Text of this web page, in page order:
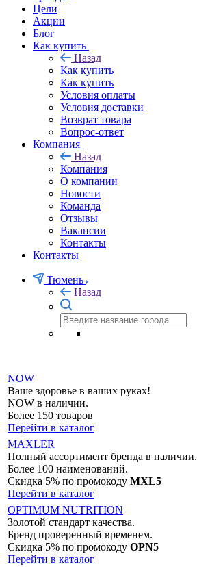
Цели
Акции
Блог
Как купить
Назад
Как купить
Как купить
Условия оплаты
Условия доставки
Возврат товара
Вопрос-ответ
Компания
Назад
Компания
О компании
Новости
Команда
Отзывы
Вакансии
Контакты
Контакты
Тюмень
Назад
NOW
Ваше здоровье в ваших руках!
NOW в наличии.
Более 150 товаров
Перейти в каталог
MAXLER
Полный ассортимент бренда в наличии.
Более 100 наименований.
Скидка 5% по промокоду MXL5
Перейти в каталог
OPTIMUM NUTRITION
Золотой стандарт качества.
Бренд проверенный временем.
Скидка 5% по промокоду OPN5
Перейти в каталог